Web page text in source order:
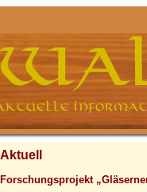
Aktuell
Forschungsprojekt